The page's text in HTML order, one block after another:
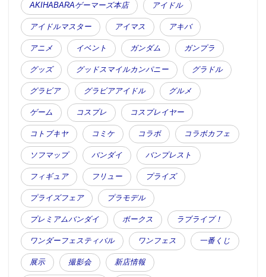
AKIHABARAゲーマーズ本店 アイドル
アイドルマスター アイマス アキバ
アニメ イベント ガンダム ガンプラ
グッズ グッドスマイルカンパニー グラドル
グラビア グラビアアイドル グルメ
ゲーム コスプレ コスプレイヤー
コトブキヤ コミケ コラボ コラボカフェ
ソフマップ バンダイ バンプレスト
フィギュア フリュー プライズ
プライズフェア プラモデル
プレミアムバンダイ ボークス ラブライブ！
ワンダーフェスティバル ワンフェス 一番くじ
展示 撮影会 新店情報